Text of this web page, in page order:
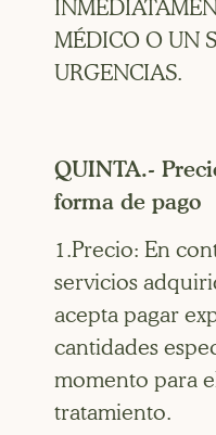
MÉDICO O UN
URGENCIAS.
QUINTA.-
forma de pago
1.Precio: En
servicios
acepta pagar
cantidades
momento para
tratamiento.